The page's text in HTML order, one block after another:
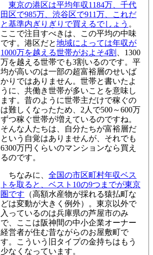
東京の港区は平均年収1184万、千代
田区で985万、渋谷区で911万、これだ
と基準内ぎりぎりで買えるでしょう 。
ここで注目すべきは、この平均の中味
です。港区だと地域によっては年収が
1000万を越える世帯がおよそ4割 、1300
万を越える世帯でも3割いるのです。平
均が高いのは一部の超富裕層のせいば
かりではありません。世帯と書いたよ
うに、共働き世帯が多いことを意味し
ます。昔のように世帯主だけで稼ぐの
は難しくなったため、2人で500～600万
ずつ稼ぐ世帯が増えているのですね。
そんな人たちは、自分たちが富裕層だ
という自覚はありませんが、それでも
6300万円くらいのマンションなら買え
るのです。
ちなみに、 全国の市区町村年収ベス
トを取ると、ベスト10の9つまでが東京
圏です （高額水産物が採れる猿払町な
どは変動が大きく例外）。東京以外で
入っているのは兵庫県の芦屋市のみ
で、ここは阪神間の中小企業オーナー
経営者が住む昔ながらのお屋敷町で
す。こういう旧タイプの金持ちはもう
少なくなっています。